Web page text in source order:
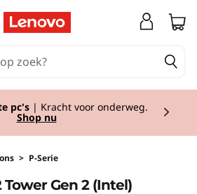
pc's | Kracht voor onderweg.
Shop nu
> P-Serie
Gen 2 (Intel)